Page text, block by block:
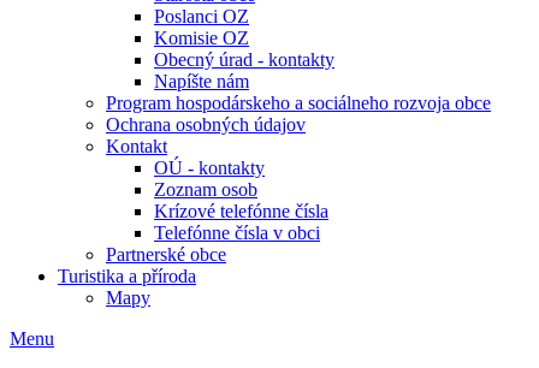
Poslanci OZ
Komisie OZ
Obecný úrad - kontakty
Napíšte nám
Program hospodárskeho a sociálneho rozvoja obce
Ochrana osobných údajov
Kontakt
OÚ - kontakty
Zoznam osob
Krízové telefónne čísla
Telefónne čísla v obci
Partnerské obce
Turistika a příroda
Mapy
Menu